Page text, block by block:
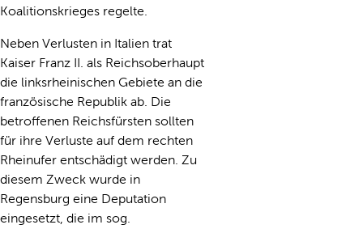
Koalitionskrieges regelte.
Neben Verlusten in Italien trat
Kaiser Franz II. als Reichsoberhaupt
die linksrheinischen Gebiete an die
französische Republik ab. Die
betroffenen Reichsfürsten sollten
für ihre Verluste auf dem rechten
Rheinufer entschädigt werden. Zu
diesem Zweck wurde in
Regensburg eine Deputation
eingesetzt, die im sog.